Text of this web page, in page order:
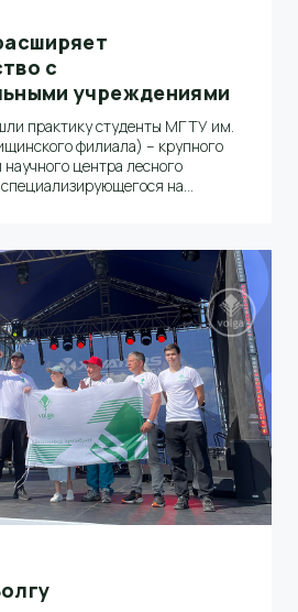
с
учреждениями
практику студенты МГТУ им.
филиала) – крупного
научного центра лесного
на